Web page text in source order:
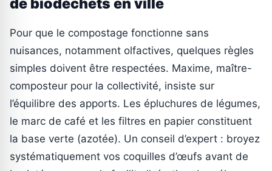
de biodéchets en ville
Pour que le compostage fonctionne sans
nuisances, notamment olfactives, quelques règles
simples doivent être respectées. Maxime, maître-
composteur pour la collectivité, insiste sur
l’équilibre des apports. Les épluchures de légumes,
le marc de café et les filtres en papier constituent
la base verte (azotée). Un conseil d’expert : broyez
systématiquement vos coquilles d’œufs avant de